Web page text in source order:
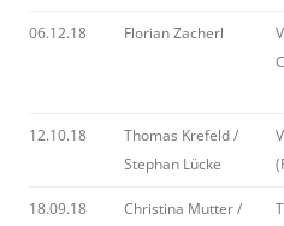
06.12.18 Florian Zacherl
12.10.18
Thomas Krefeld /
Stephan Lücke
18.09.18
Christina Mutter /